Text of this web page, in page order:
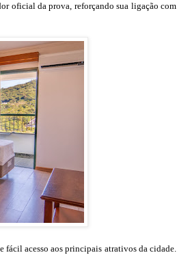
oficial da prova, reforçando sua ligação com
fácil acesso aos principais atrativos da cidade.